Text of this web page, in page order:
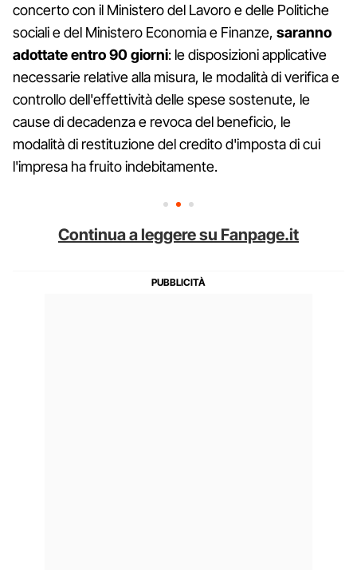
concerto con il Ministero del Lavoro e delle Politiche
sociali e del Ministero Economia e Finanze, saranno
adottate entro 90 giorni: le disposizioni applicative
necessarie relative alla misura, le modalità di verifica e
controllo dell'effettività delle spese sostenute, le
cause di decadenza e revoca del beneficio, le
modalità di restituzione del credito d'imposta di cui
l'impresa ha fruito indebitamente.
Continua a leggere su Fanpage.it